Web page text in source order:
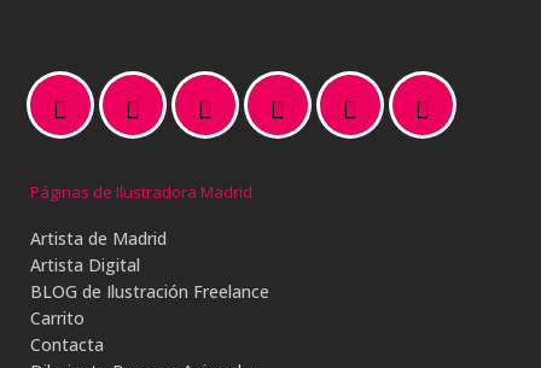
Páginas de Ilustradora Madrid
Artista de Madrid
Artista Digital
BLOG de Ilustración Freelance
Carrito
Contacta